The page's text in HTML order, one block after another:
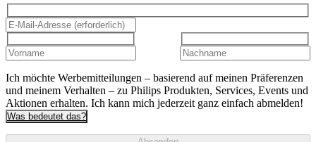
Ich möchte Werbemitteilungen – basierend auf meinen Präferenzen
und meinem Verhalten – zu Philips Produkten, Services, Events und
Aktionen erhalten. Ich kann mich jederzeit ganz einfach abmelden!
Was bedeutet das?